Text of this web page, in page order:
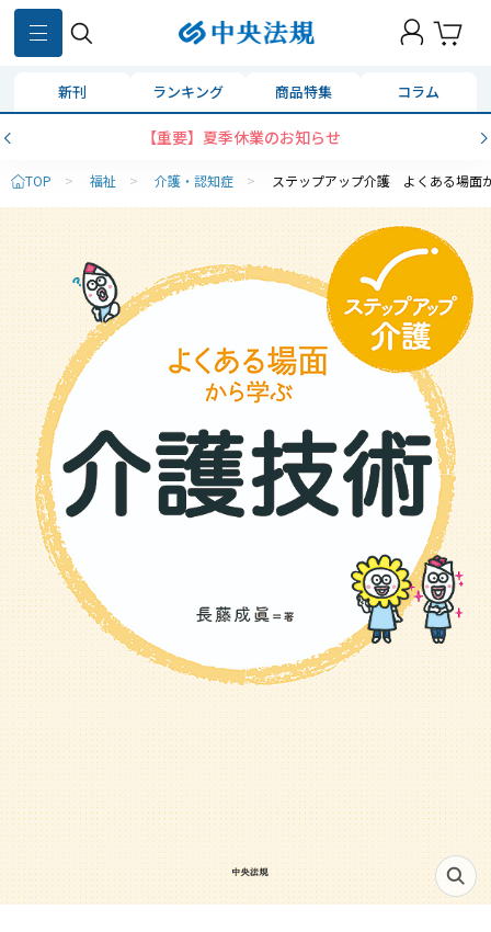
新刊 ランキング 商品特集 コラム
【重要】夏季休業のお知らせ
TOP > 福祉 > 介護・認知症 > ステップアップ介護 よくある場面